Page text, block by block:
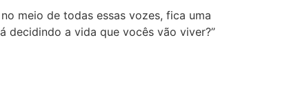
meio de todas essas vozes, fica uma
decidindo a vida que vocês vão viver?”